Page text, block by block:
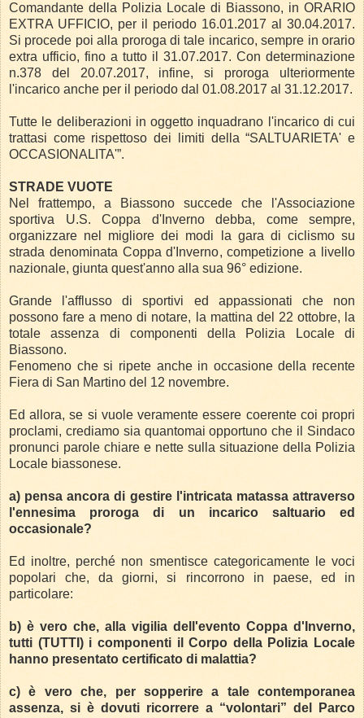
Comandante della Polizia Locale di Biassono, in ORARIO
EXTRA UFFICIO, per il periodo 16.01.2017 al 30.04.2017.
Si procede poi alla proroga di tale incarico, sempre in orario
extra ufficio, fino a tutto il 31.07.2017. Con determinazione
n.378 del 20.07.2017, infine, si proroga ulteriormente
l'incarico anche per il periodo dal 01.08.2017 al 31.12.2017.
Tutte le deliberazioni in oggetto inquadrano l'incarico di cui
trattasi come rispettoso dei limiti della “SALTUARIETA' e
OCCASIONALITA'”.
STRADE VUOTE
Nel frattempo, a Biassono succede che l'Associazione
sportiva U.S. Coppa d'Inverno debba, come sempre,
organizzare nel migliore dei modi la gara di ciclismo su
strada denominata Coppa d'Inverno, competizione a livello
nazionale, giunta quest'anno alla sua 96° edizione.
Grande l'afflusso di sportivi ed appassionati che non
possono fare a meno di notare, la mattina del 22 ottobre, la
totale assenza di componenti della Polizia Locale di
Biassono.
Fenomeno che si ripete anche in occasione della recente
Fiera di San Martino del 12 novembre.
Ed allora, se si vuole veramente essere coerente coi propri
proclami, crediamo sia quantomai opportuno che il Sindaco
pronunci parole chiare e nette sulla situazione della Polizia
Locale biassonese.
a) pensa ancora di gestire l'intricata matassa attraverso
l'ennesima proroga di un incarico saltuario ed
occasionale?
Ed inoltre, perché non smentisce categoricamente le voci
popolari che, da giorni, si rincorrono in paese, ed in
particolare:
b) è vero che, alla vigilia dell'evento Coppa d'Inverno,
tutti (TUTTI) i componenti il Corpo della Polizia Locale
hanno presentato certificato di malattia?
c) è vero che, per sopperire a tale contemporanea
assenza, si è dovuti ricorrere a “volontari” del Parco